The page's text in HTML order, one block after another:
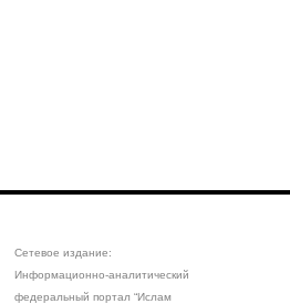
Сетевое издание:
Информационно-аналитический
федеральный портал “Ислам